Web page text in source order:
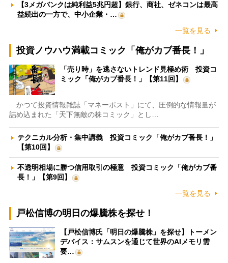
【3メガバンクは純利益5兆円超】銀行、商社、ゼネコンは最高
益続出の一方で、中小企業・…
一覧を見る
投資ノウハウ満載コミック「俺がカブ番長！」
「売り時」を逃さないトレンド見極め術 投資コ
ミック「俺がカブ番長！」【第11回】
かつて投資情報雑誌「マネーポスト」にて、圧倒的な情報量が
詰め込まれた「天下無敵の株コミック」とし…
テクニカル分析・集中講義 投資コミック「俺がカブ番長！」
【第10回】
不透明相場に勝つ信用取引の極意 投資コミック「俺がカブ番
長！」【第9回】
一覧を見る
戸松信博の明日の爆騰株を探せ！
【戸松信博氏「明日の爆騰株」を探せ】トーメン
デバイス：サムスンを通じて世界のAIメモリ需
要…